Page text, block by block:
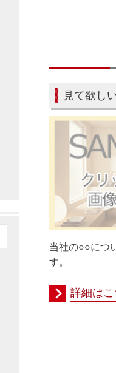
見て欲し
当社の○○につ
す。
詳細は